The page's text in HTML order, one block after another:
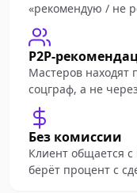
«рекомендую / не
P2P-
Мастеров находят
соцграф, а не
Без комиссии
Клиент общается
берёт процент с